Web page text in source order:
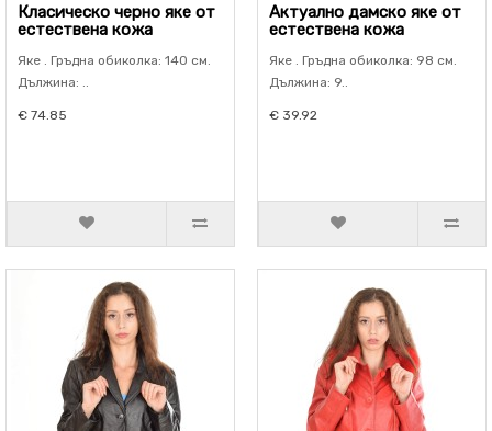
Класическо черно яке от
естествена кожа
Яке . Гръдна обиколка: 140 см.
Дължина: ..
€ 74.85
Актуално дамско яке от
естествена кожа
Яке . Гръдна обиколка: 98 см.
Дължина: 9..
€ 39.92